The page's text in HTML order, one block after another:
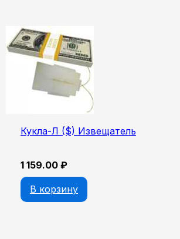
Кукла-Л ($) Извещатель
1 159.00 ₽
В корзину